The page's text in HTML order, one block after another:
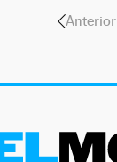
Anterior